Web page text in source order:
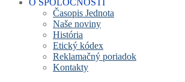
O SPOLOČNOSTI
Časopis Jednota
Naše noviny
História
Etický kódex
Reklamačný poriadok
Kontakty